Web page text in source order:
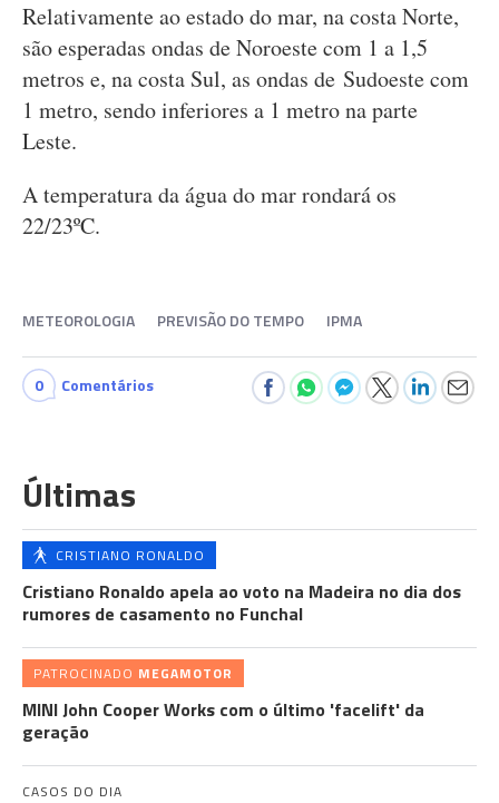
Relativamente ao estado do mar, na costa Norte,
são esperadas ondas de Noroeste com 1 a 1,5
metros e, na costa Sul, as ondas de Sudoeste com
1 metro, sendo inferiores a 1 metro na parte
Leste.
A temperatura da água do mar rondará os
22/23ºC.
METEOROLOGIA PREVISÃO DO TEMPO IPMA
0 Comentários
Últimas
CRISTIANO RONALDO
Cristiano Ronaldo apela ao voto na Madeira no dia dos
rumores de casamento no Funchal
PATROCINADO MEGAMOTOR
MINI John Cooper Works com o último 'facelift' da
geração
CASOS DO DIA